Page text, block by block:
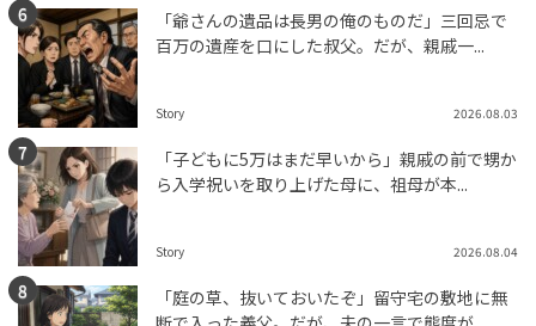
「爺さんの遺品は長男の俺のものだ」三回忌で
百万の遺産を口にした叔父。だが、親戚一...
Story 2026.08.03
「子どもに5万はまだ早いから」親戚の前で甥か
ら入学祝いを取り上げた母に、祖母が本...
Story 2026.08.04
「庭の草、抜いておいたぞ」留守宅の敷地に無